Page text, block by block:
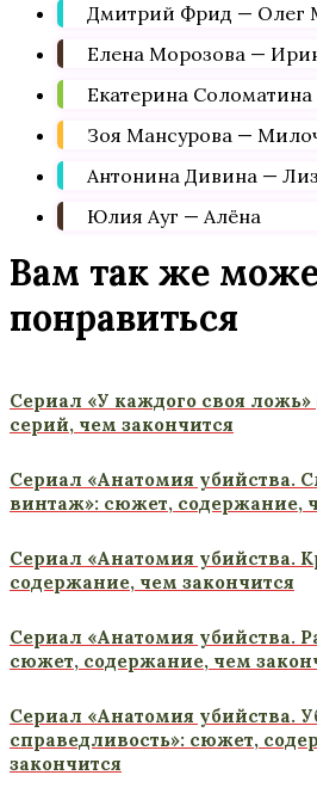
Дмитрий Фрид — Олег
Елена Морозова —
Екатерина
Зоя Мансурова —
Антонина Дивина —
Юлия Ауг — Алёна
Вам так же
понравиться
Сериал «У каждого своя
серий, чем закончится
Сериал «Анатомия убийства.
винтаж»: сюжет, содержание,
Сериал «Анатомия убийства.
содержание, чем закончится
Сериал «Анатомия убийства.
сюжет, содержание, чем
Сериал «Анатомия убийства.
справедливость»: сюжет,
закончится